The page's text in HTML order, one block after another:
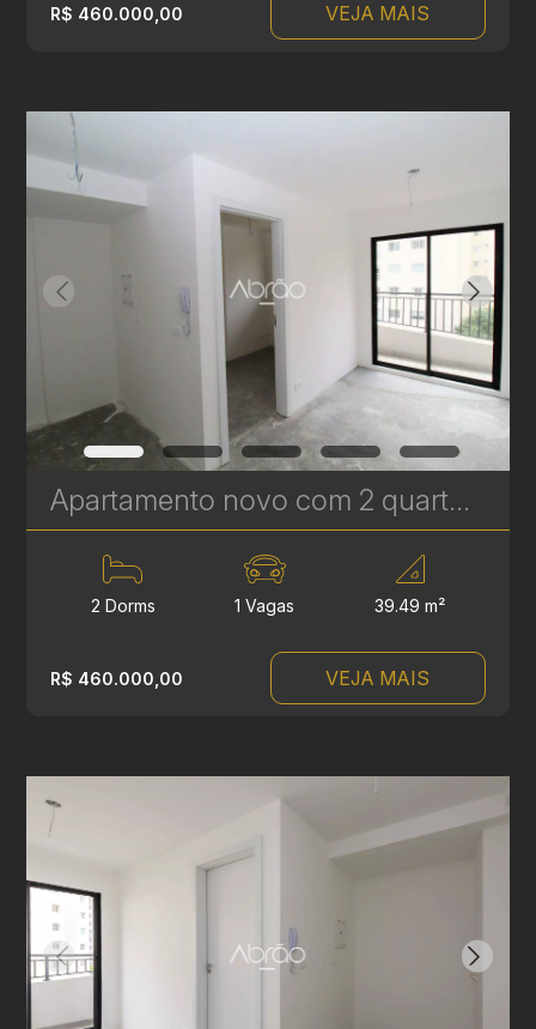
R$ 460.000,00 VEJA MAIS
Apartamento novo com 2 quartos à Venda no Vila Izabel - 39 m² | Ref 646
2 Dorms 1 Vagas 39.49 m²
R$ 460.000,00 VEJA MAIS